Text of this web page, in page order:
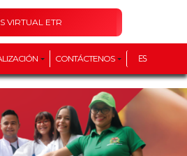
VIRTUAL ETR
CONTÁCTENOS ES